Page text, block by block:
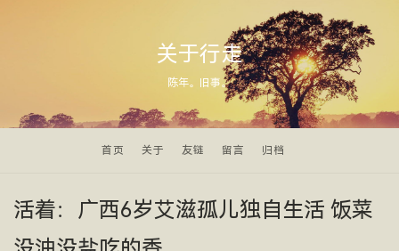
关于行走
陈年。旧事。
首页 关于 友链 留言 归档
活着：广西6岁艾滋孤儿独自生活 饭菜